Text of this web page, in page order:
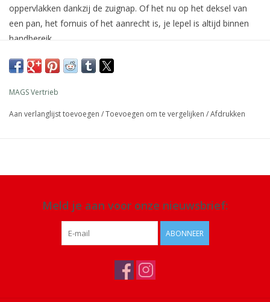
oppervlakken dankzij de zuignap. Of het nu op het deksel van
een pan, het fornuis of het aanrecht is, je lepel is altijd binnen
handbereik.
Afmeting: 17 x 11 x 5 cm, verpakking 24 x 14 x 5 cm
MAGS Vertrieb
Aan verlanglijst toevoegen /Toevoegen om te vergelijken /Afdrukken
Meld je aan voor onze nieuwsbrief:
ABONNEER